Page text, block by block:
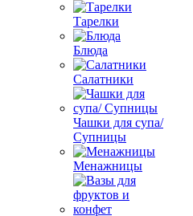
Тарелки
Блюда
Салатники
Чашки для супа/
Супницы
Менажницы